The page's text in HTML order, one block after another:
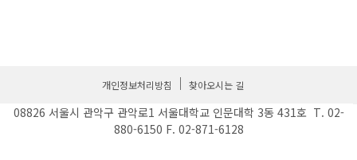
개인정보처리방침 찾아오시는 길
08826 서울시 관악구 관악로1 서울대학교 인문대학 3동 431호 T. 02-
880-6150 F. 02-871-6128